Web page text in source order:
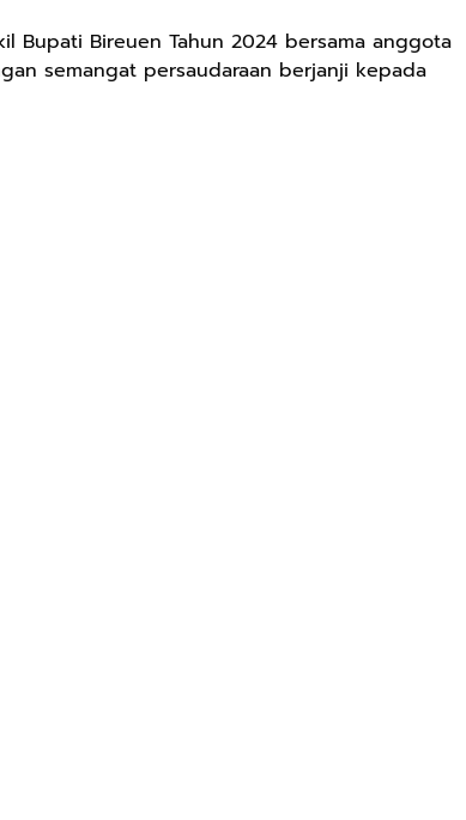
Bupati Bireuen Tahun 2024 bersama anggota
semangat persaudaraan berjanji kepada